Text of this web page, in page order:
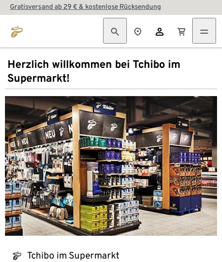
Gratisversand ab 29 € & kostenlose Rücksendung
Herzlich willkommen bei Tchibo im
Supermarkt!
tchibo_logo Tchibo im Supermarkt